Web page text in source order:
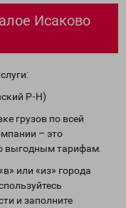
Исаково
Р-Н)
грузов по всей
– это
выгодным тарифам.
или «из» города
и заполните